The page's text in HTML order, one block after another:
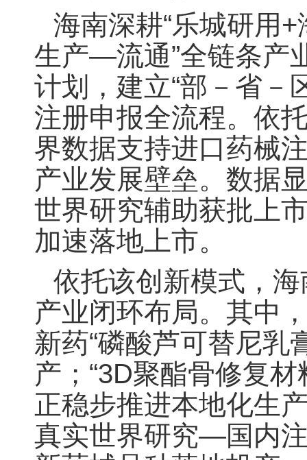
海南深耕“乐城研用
生产—流通”全链条产
计划，建立“部－省－
注册申报全流程。依
界数据支持进口药械
产业发展壁垒。数据
世界研究辅助获批上
加速落地上市。
依托该创新模式，
产业闭环布局。其中
新药“磷酸芦可替尼乳
产；“3D聚酯骨修复
正稳步推进本地化生
真实世界研究—国内